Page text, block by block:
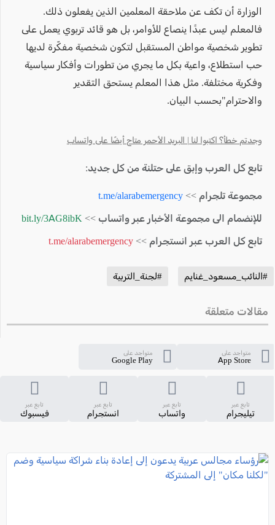
الوزارة أن تكف عن ملاحقة المعلمين الذين يفعلون ذلك.
فالمعلم ليس عبدًا ينصاع للأوامر، بل هو قائد تربوي يعمل على
تطوير شخصية مواطن المستقبل لتكون شخصية مفكّرة لديها
حب استطلاع، واعية بكل ما يجري من تطورات وأفكار سياسية
وفكرية مختلفة. مثل هذا المعلم يستحق التقدير
والاحترام"بحسب البيان.
وجدتم خطأ؟ اكتبوا لنا | البريد الأحمر متاح أيضًا على واتساب
تابع كل العرب وإبق على حتلنة من كل جديد:
مجموعة تلجرام >> t.me/alarabemergency
للإنضمام الى مجموعة الأخبار عبر واتساب >> bit.ly/3AG8ibK
تابع كل العرب عبر انستجرام >> t.me/alarabemergency
#النائب_مسعود_غنايم #لجنة_التربية
مقالات متعلقة
متواجد على
App Store
متواجد على
Google Play
تابع عبر
تيليجرام
تابع عبر
واتساب
تابع عبر
انستجرام
تابع عبر
فيسبوك